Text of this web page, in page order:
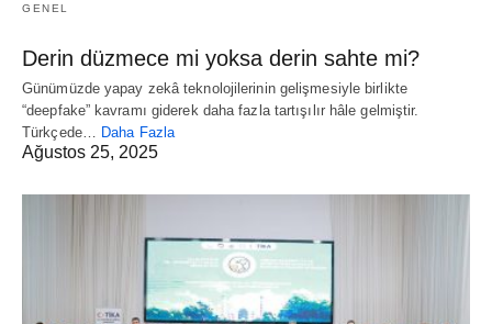
GENEL
Derin düzmece mi yoksa derin sahte mi?
Günümüzde yapay zekâ teknolojilerinin gelişmesiyle birlikte
“deepfake” kavramı giderek daha fazla tartışılır hâle gelmiştir.
Türkçede…
Daha Fazla
Ağustos 25, 2025